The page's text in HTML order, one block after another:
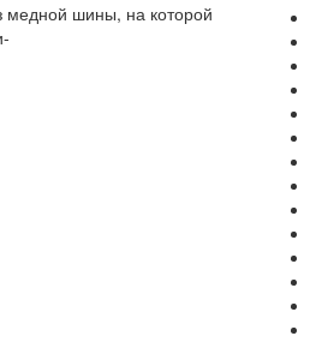
медной шины, на которой